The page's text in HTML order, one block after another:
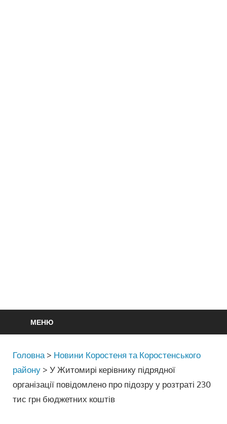
МЕНЮ
Головна > Новини Коростеня та Коростенського
району >У Житомирі керівнику підрядної
організації повідомлено про підозру у розтраті 230
тис грн бюджетних коштів